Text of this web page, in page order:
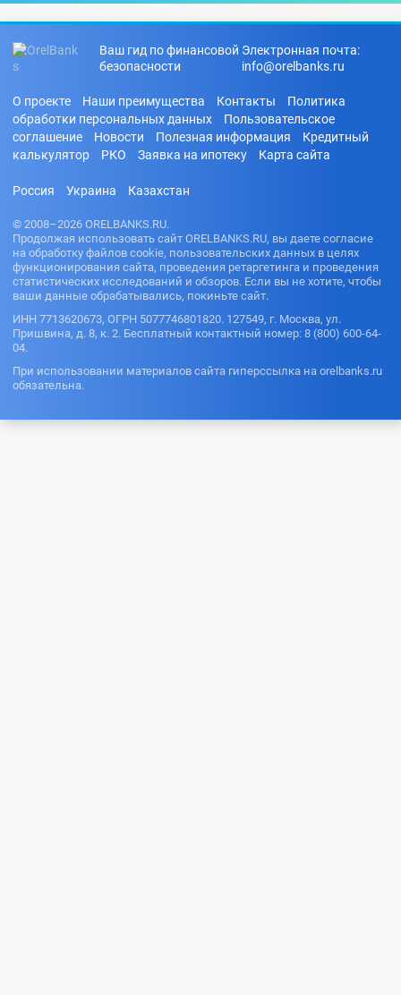
Ваш гид по финансовой
безопасности
Электронная почта:
info@orelbanks.ru
О проекте Наши преимущества Контакты
Политика
обработки персональных данных
Пользовательское
соглашение
Новости Полезная информация
Кредитный
калькулятор
РКО Заявка на ипотеку Карта сайта
Россия Украина Казахстан
© 2008–2026 ORELBANKS.RU.
Продолжая использовать сайт ORELBANKS.RU, вы даете согласие
на обработку файлов cookie, пользовательских данных в целях
функционирования сайта, проведения ретаргетинга и проведения
статистических исследований и обзоров. Если вы не хотите, чтобы
ваши данные обрабатывались, покиньте сайт.
ИНН 7713620673, ОГРН 5077746801820. 127549, г. Москва, ул.
Пришвина, д. 8, к. 2. Бесплатный контактный номер: 8 (800) 600-64-
04.
При использовании материалов сайта гиперссылка на orelbanks.ru
обязательна.